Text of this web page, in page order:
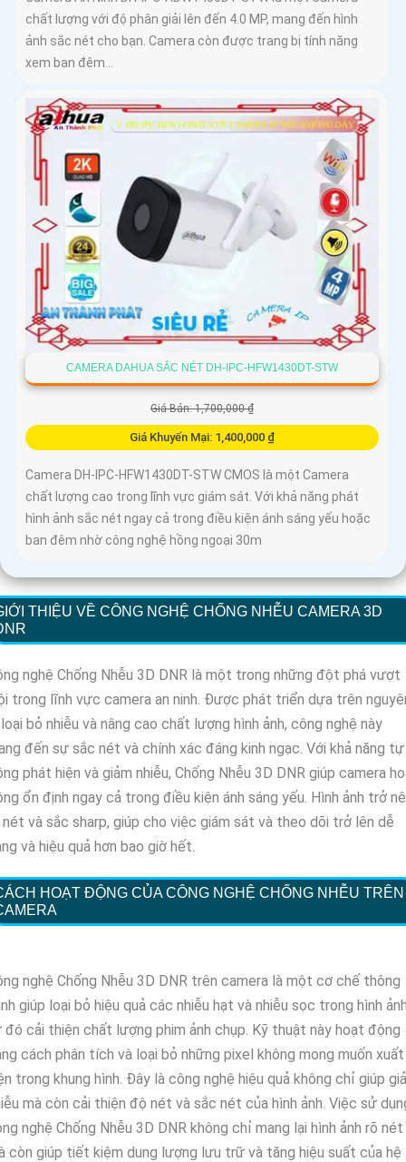
chất lượng với độ phân giải lên đến 4.0 MP, mang đến hình
ảnh sắc nét cho bạn. Camera còn được trang bị tính năng
xem ban đêm...
CAMERA DAHUA SẮC NÉT DH-IPC-HFW1430DT-STW
Giá Bán: 1,700,000 ₫
Giá Khuyến Mại: 1,400,000 ₫
Camera DH-IPC-HFW1430DT-STW CMOS là một Camera
chất lượng cao trong lĩnh vực giám sát. Với khả năng phát
hình ảnh sắc nét ngay cả trong điều kiện ánh sáng yếu hoặc
ban đêm nhờ công nghệ hồng ngoại 30m
THIỆU VỀ CÔNG NGHỆ CHỐNG NHỄU CAMERA 3D
nghệ Chống Nhễu 3D DNR là một trong những đột phá vượt
trong lĩnh vực camera an ninh. Được phát triển dựa trên
bỏ nhiễu và nâng cao chất lượng hình ảnh, công nghệ này
đến sự sắc nét và chính xác đáng kinh ngạc. Với khả năng tự
phát hiện và giảm nhiễu, Chống Nhễu 3D DNR giúp camera
ổn định ngay cả trong điều kiện ánh sáng yếu. Hình ảnh trở
nét và sắc sharp, giúp cho việc giám sát và theo dõi trở lên dễ
và hiệu quả hơn bao giờ hết.
HOẠT ĐỘNG CỦA CÔNG NGHỆ CHỐNG NHỄU TRÊN
nghệ Chống Nhễu 3D DNR trên camera là một cơ chế thông
giúp loại bỏ hiệu quả các nhiễu hạt và nhiễu sọc trong hình
cải thiện chất lượng phim ảnh chụp. Kỹ thuật này hoạt động
cách phân tích và loại bỏ những pixel không mong muốn xuất
trong khung hình. Đây là công nghệ hiệu quả không chỉ giúp
mà còn cải thiện độ nét và sắc nét của hình ảnh. Việc sử
nghệ Chống Nhễu 3D DNR không chỉ mang lại hình ảnh rõ nét
còn giúp tiết kiệm dung lượng lưu trữ và tăng hiệu suất của hệ